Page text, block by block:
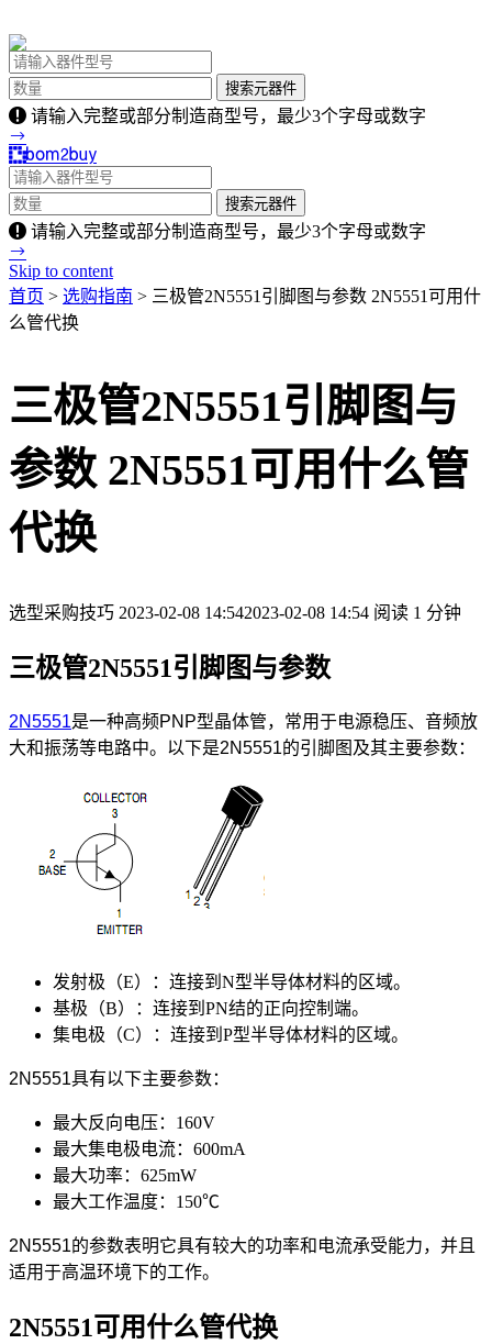
请输入完整或部分制造商型号，最少3个字母或数字
请输入完整或部分制造商型号，最少3个字母或数字
Skip to content
首页 > 选购指南 > 三极管2N5551引脚图与参数 2N5551可用什
么管代换
三极管2N5551引脚图与
参数 2N5551可用什么管
代换
选型采购技巧 2023-02-08 14:542023-02-08 14:54 阅读 1 分钟
三极管2N5551引脚图与参数
2N5551是一种高频PNP型晶体管，常用于电源稳压、音频放
大和振荡等电路中。以下是2N5551的引脚图及其主要参数：
发射极（E）：连接到N型半导体材料的区域。
基极（B）：连接到PN结的正向控制端。
集电极（C）：连接到P型半导体材料的区域。
2N5551具有以下主要参数：
最大反向电压：160V
最大集电极电流：600mA
最大功率：625mW
最大工作温度：150℃
2N5551的参数表明它具有较大的功率和电流承受能力，并且
适用于高温环境下的工作。
2N5551可用什么管代换